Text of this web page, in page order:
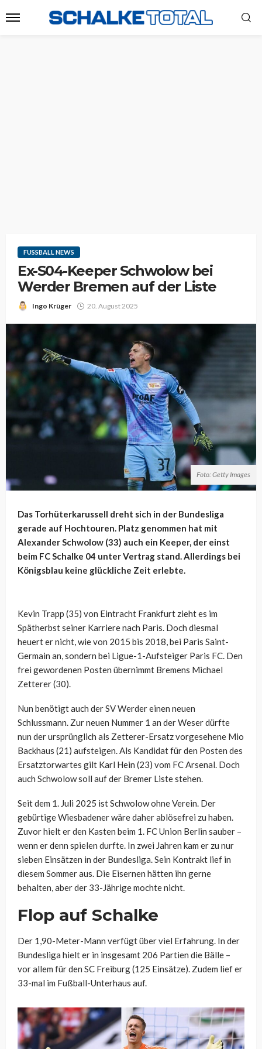
FUSSBALL NEWS
Ex-S04-Keeper Schwolow bei
Werder Bremen auf der Liste
Ingo Krüger 20. August 2025
Foto: Getty Images
Das Torhüterkarussell dreht sich in der Bundesliga
gerade auf Hochtouren. Platz genommen hat mit
Alexander Schwolow (33) auch ein Keeper, der einst
beim FC Schalke 04 unter Vertrag stand. Allerdings bei
Königsblau keine glückliche Zeit erlebte.
Kevin Trapp (35) von Eintracht Frankfurt zieht es im
Spätherbst seiner Karriere nach Paris. Doch diesmal
heuert er nicht, wie von 2015 bis 2018, bei Paris Saint-
Germain an, sondern bei Ligue-1-Aufsteiger Paris FC. Den
frei gewordenen Posten übernimmt Bremens Michael
Zetterer (30).
Nun benötigt auch der SV Werder einen neuen
Schlussmann. Zur neuen Nummer 1 an der Weser dürfte
nun der ursprünglich als Zetterer-Ersatz vorgesehene Mio
Backhaus (21) aufsteigen. Als Kandidat für den Posten des
Ersatztorwartes gilt Karl Hein (23) vom FC Arsenal. Doch
auch Schwolow soll auf der Bremer Liste stehen.
Seit dem 1. Juli 2025 ist Schwolow ohne Verein. Der
gebürtige Wiesbadener wäre daher ablösefrei zu haben.
Zuvor hielt er den Kasten beim 1. FC Union Berlin sauber –
wenn er denn spielen durfte. In zwei Jahren kam er zu nur
sieben Einsätzen in der Bundesliga. Sein Kontrakt lief in
diesem Sommer aus. Die Eisernen hätten ihn gerne
behalten, aber der 33-Jährige mochte nicht.
Flop auf Schalke
Der 1,90-Meter-Mann verfügt über viel Erfahrung. In der
Bundesliga hielt er in insgesamt 206 Partien die Bälle –
vor allem für den SC Freiburg (125 Einsätze). Zudem lief er
33-mal im Fußball-Unterhaus auf.